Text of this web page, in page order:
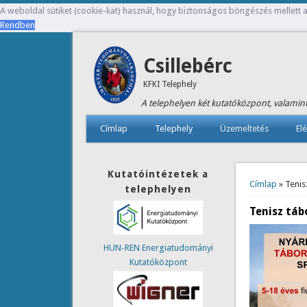
A weboldal sütiket (cookie-kat) használ, hogy biztonságos böngészés mellett
Rendben
Csillebérc
KFKI Telephely
A telephelyen két kutatóközpont,
Címlap Telephely Üzemeltetés
Címlap »
Tenisz
Kutatóintézetek a
telephelyen
HUN-REN Energiatudományi
Kutatóközpont